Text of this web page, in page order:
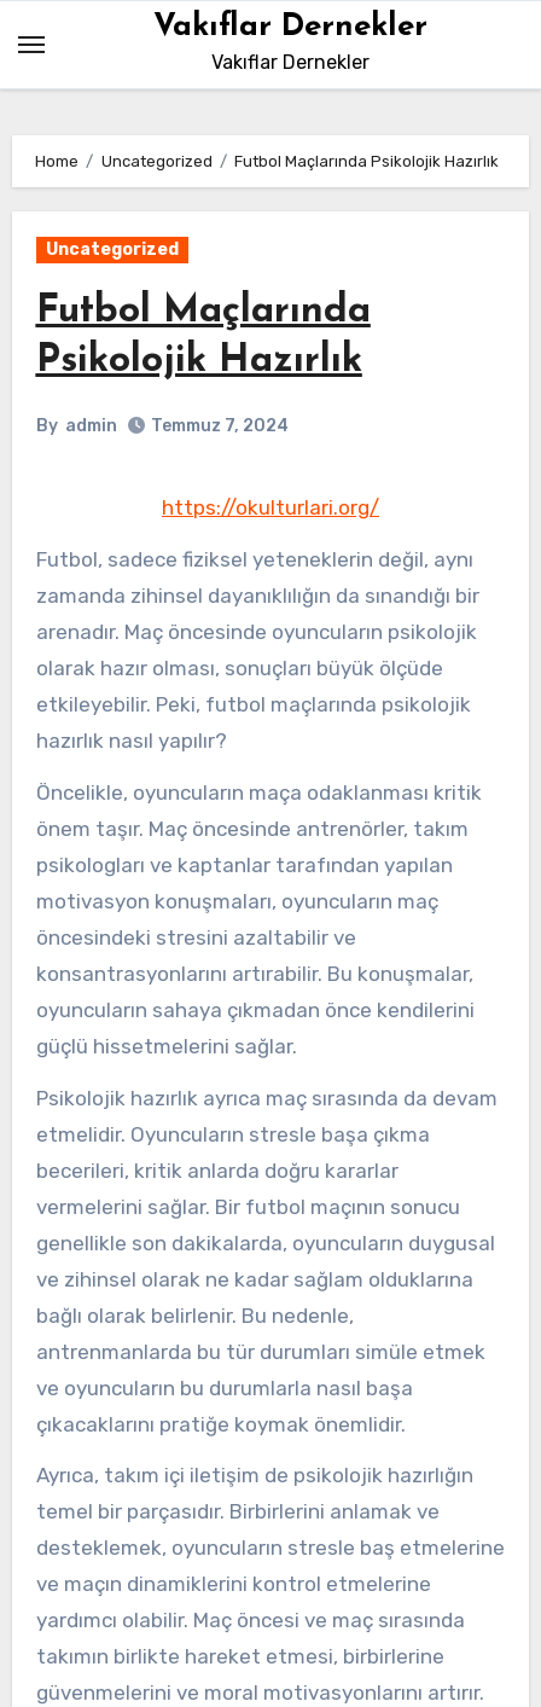
content
Vakıflar Dernekler
Vakıflar Dernekler
Home Uncategorized Futbol Maçlarında Psikolojik Hazırlık
Uncategorized
Futbol Maçlarında
Psikolojik Hazırlık
By admin Temmuz 7, 2024
https://okulturlari.org/
Futbol, sadece fiziksel yeteneklerin değil, aynı
zamanda zihinsel dayanıklılığın da sınandığı bir
arenadır. Maç öncesinde oyuncuların psikolojik
olarak hazır olması, sonuçları büyük ölçüde
etkileyebilir. Peki, futbol maçlarında psikolojik
hazırlık nasıl yapılır?
Öncelikle, oyuncuların maça odaklanması kritik
önem taşır. Maç öncesinde antrenörler, takım
psikologları ve kaptanlar tarafından yapılan
motivasyon konuşmaları, oyuncuların maç
öncesindeki stresini azaltabilir ve
konsantrasyonlarını artırabilir. Bu konuşmalar,
oyuncuların sahaya çıkmadan önce kendilerini
güçlü hissetmelerini sağlar.
Psikolojik hazırlık ayrıca maç sırasında da devam
etmelidir. Oyuncuların stresle başa çıkma
becerileri, kritik anlarda doğru kararlar
vermelerini sağlar. Bir futbol maçının sonucu
genellikle son dakikalarda, oyuncuların duygusal
ve zihinsel olarak ne kadar sağlam olduklarına
bağlı olarak belirlenir. Bu nedenle,
antrenmanlarda bu tür durumları simüle etmek
ve oyuncuların bu durumlarla nasıl başa
çıkacaklarını pratiğe koymak önemlidir.
Ayrıca, takım içi iletişim de psikolojik hazırlığın
temel bir parçasıdır. Birbirlerini anlamak ve
desteklemek, oyuncuların stresle baş etmelerine
ve maçın dinamiklerini kontrol etmelerine
yardımcı olabilir. Maç öncesi ve maç sırasında
takımın birlikte hareket etmesi, birbirlerine
güvenmelerini ve moral motivasyonlarını artırır.